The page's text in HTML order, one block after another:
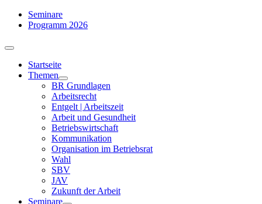
Zum
Inhalt
Seminare
Programm 2026
Toggle
NavigationStartseite
Themen
BR Grundlagen
Arbeits­recht
Entgelt | Arbeitszeit
Arbeit und Gesundheit
Betriebswirtschaft
Kommuni­kation
Organisation im Betriebsrat
Wahl
SBV
JAV
Zukunft der Arbeit
Seminare